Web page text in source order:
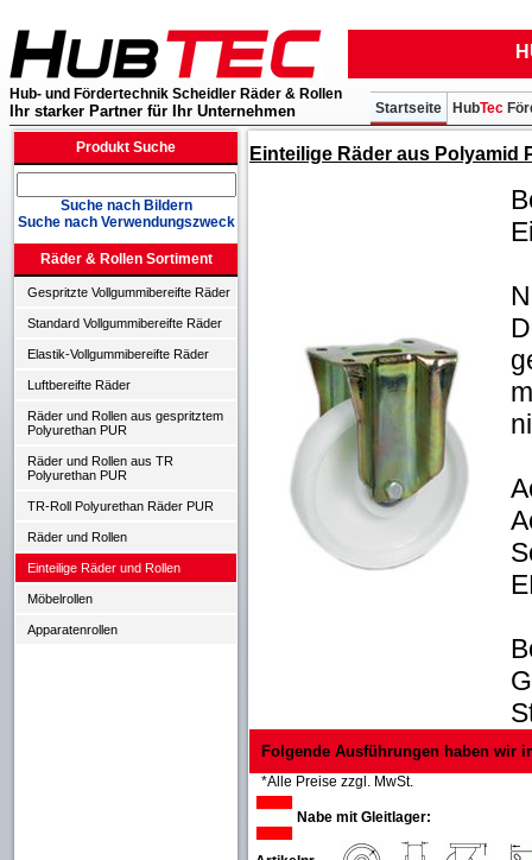
Hub- und Fördertechnik Scheidler Räder & Rollen
Ihr starker Partner für Ihr Unternehmen HubTec
Startseite
Produkt Suche
Suche nach Bildern
Suche nach Verwendungszweck
Räder & Rollen Sortiment
Gespritzte Vollgummibereifte Räder
Standard Vollgummibereifte Räder
Elastik-Vollgummibereifte Räder
Luftbereifte Räder
Räder und Rollen aus gespritztem
Polyurethan PUR
Räder und Rollen aus TR
Polyurethan PUR
TR-Roll Polyurethan Räder PUR
Räder und Rollen
Einteilige Räder und Rollen
Möbelrollen
Apparatenrollen
Einteilige Räder aus Polyamid
Folgende Ausführungen haben wir
*Alle Preise zzgl. MwSt.
Nabe mit Gleitlager: